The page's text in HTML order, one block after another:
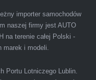
Dawno nie
w miłej
importer samochodów
naszej firmy jest AUTO
na terenie całej Polski -
marek i modeli.
Portu Lotniczego Lublin.